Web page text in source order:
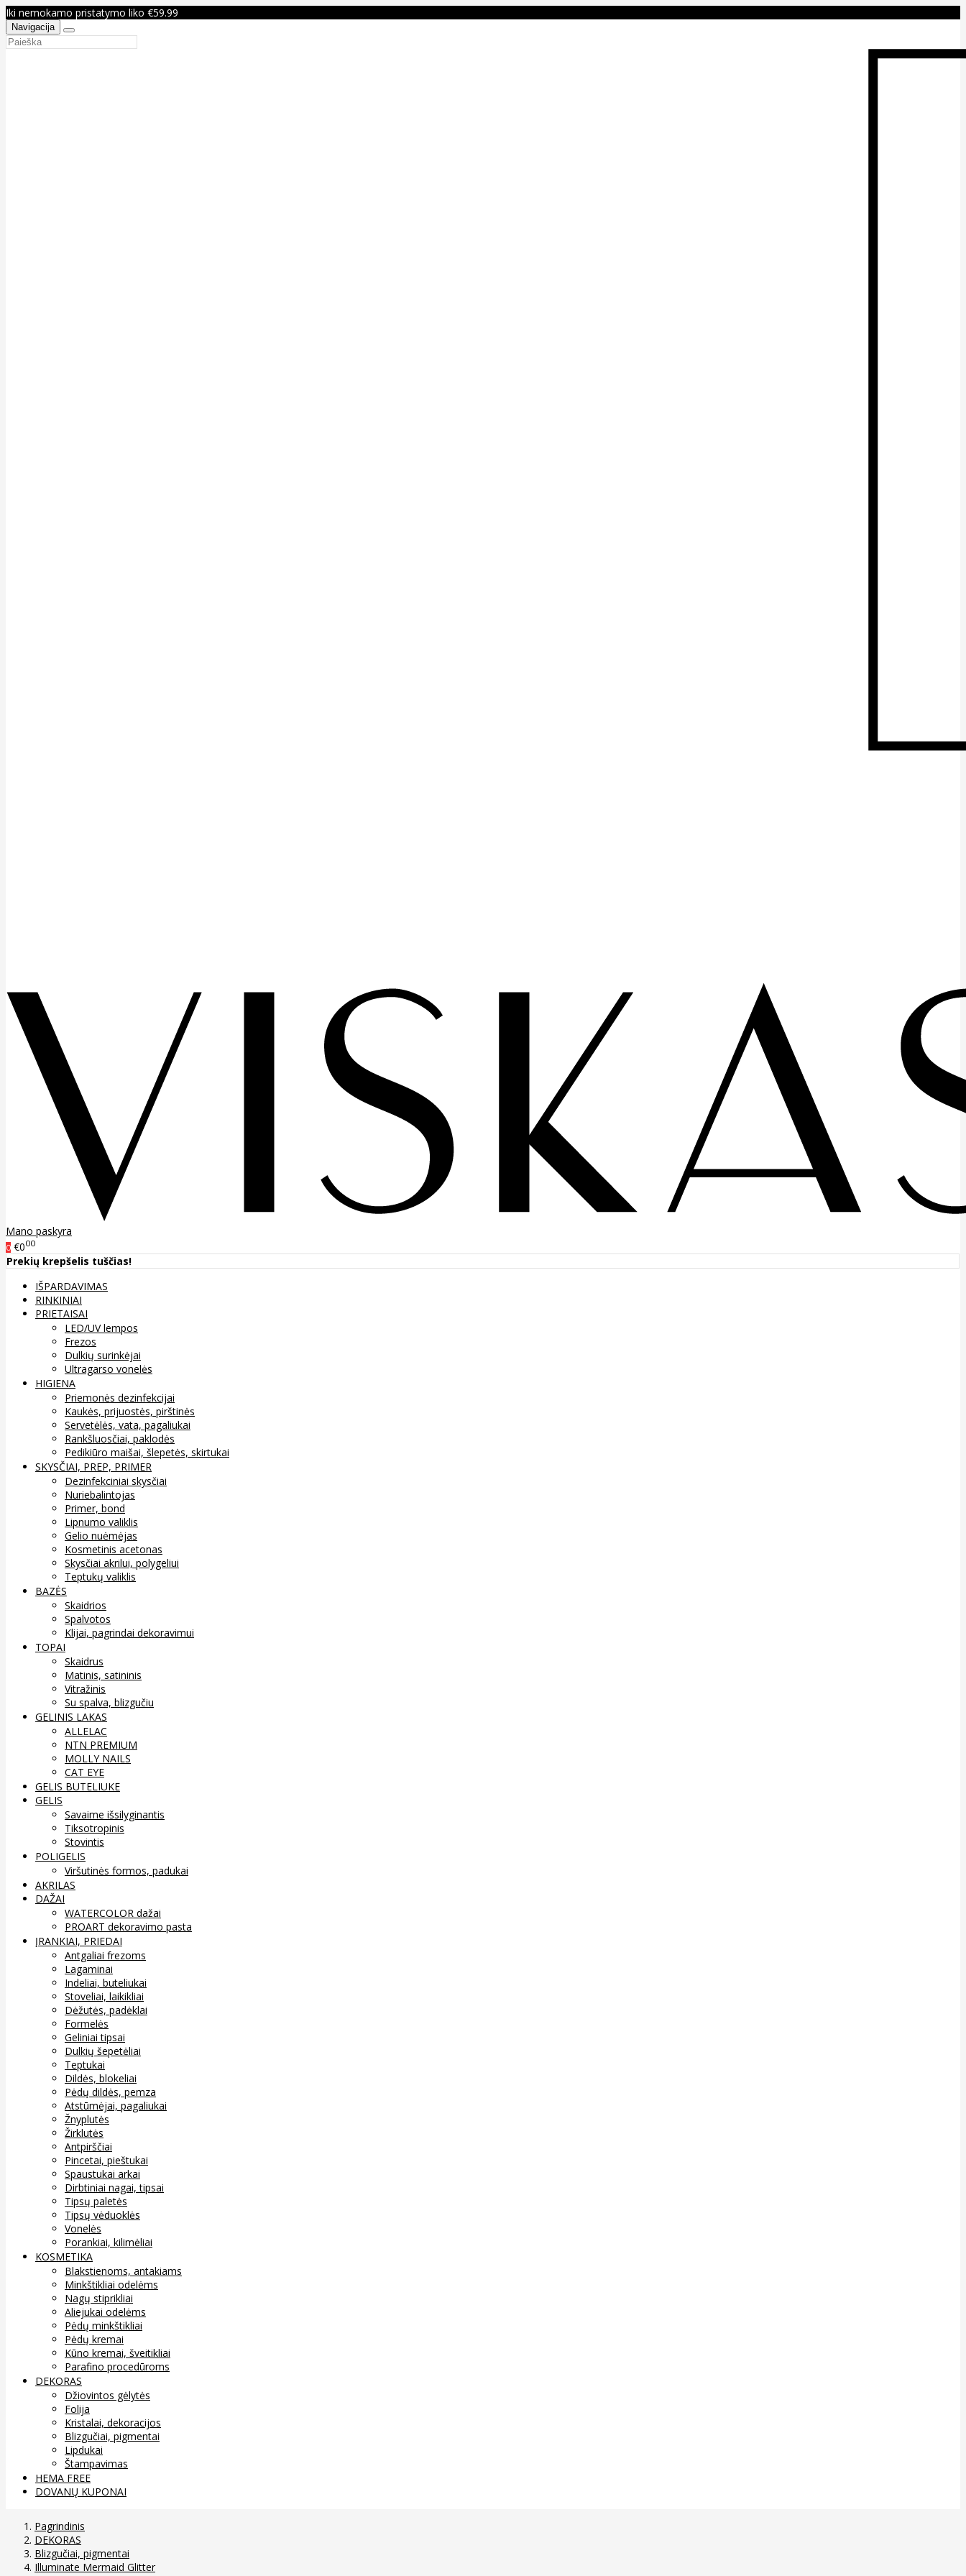
Iki nemokamo pristatymo liko €59.99
Navigacija
Mano paskyra
0 €000
Prekių krepšelis tuščias!
IŠPARDAVIMAS
RINKINIAI
PRIETAISAI
LED/UV lempos
Frezos
Dulkių surinkėjai
Ultragarso vonelės
HIGIENA
Priemonės dezinfekcijai
Kaukės, prijuostės, pirštinės
Servetėlės, vata, pagaliukai
Rankšluosčiai, paklodės
Pedikiūro maišai, šlepetės, skirtukai
SKYSČIAI, PREP, PRIMER
Dezinfekciniai skysčiai
Nuriebalintojas
Primer, bond
Lipnumo valiklis
Gelio nuėmėjas
Kosmetinis acetonas
Skysčiai akrilui, polygeliui
Teptukų valiklis
BAZĖS
Skaidrios
Spalvotos
Klijai, pagrindai dekoravimui
TOPAI
Skaidrus
Matinis, satininis
Vitražinis
Su spalva, blizgučiu
GELINIS LAKAS
ALLELAC
NTN PREMIUM
MOLLY NAILS
CAT EYE
GELIS BUTELIUKE
GELIS
Savaime išsilyginantis
Tiksotropinis
Stovintis
POLIGELIS
Viršutinės formos, padukai
AKRILAS
DAŽAI
WATERCOLOR dažai
PROART dekoravimo pasta
ĮRANKIAI, PRIEDAI
Antgaliai frezoms
Lagaminai
Indeliai, buteliukai
Stoveliai, laikikliai
Dėžutės, padėklai
Formelės
Geliniai tipsai
Dulkių šepetėliai
Teptukai
Dildės, blokeliai
Pėdų dildės, pemza
Atstūmėjai, pagaliukai
Žnyplutės
Žirklutės
Antpirščiai
Pincetai, pieštukai
Spaustukai arkai
Dirbtiniai nagai, tipsai
Tipsų paletės
Tipsų vėduoklės
Vonelės
Porankiai, kilimėliai
KOSMETIKA
Blakstienoms, antakiams
Minkštikliai odelėms
Nagų stiprikliai
Aliejukai odelėms
Pėdų minkštikliai
Pėdų kremai
Kūno kremai, šveitikliai
Parafino procedūroms
DEKORAS
Džiovintos gėlytės
Folija
Kristalai, dekoracijos
Blizgučiai, pigmentai
Lipdukai
Štampavimas
HEMA FREE
DOVANŲ KUPONAI
Pagrindinis
DEKORAS
Blizgučiai, pigmentai
Illuminate Mermaid Glitter